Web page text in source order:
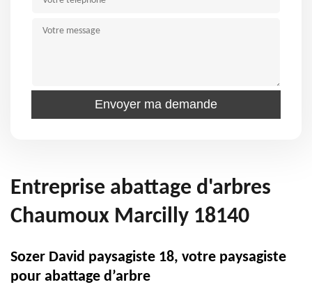
Entreprise abattage d'arbres
Chaumoux Marcilly 18140
Sozer David paysagiste 18, votre paysagiste
pour abattage d’arbre